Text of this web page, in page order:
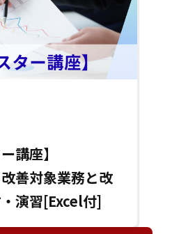
講座】
善対象業務と改
演習[Excel付]